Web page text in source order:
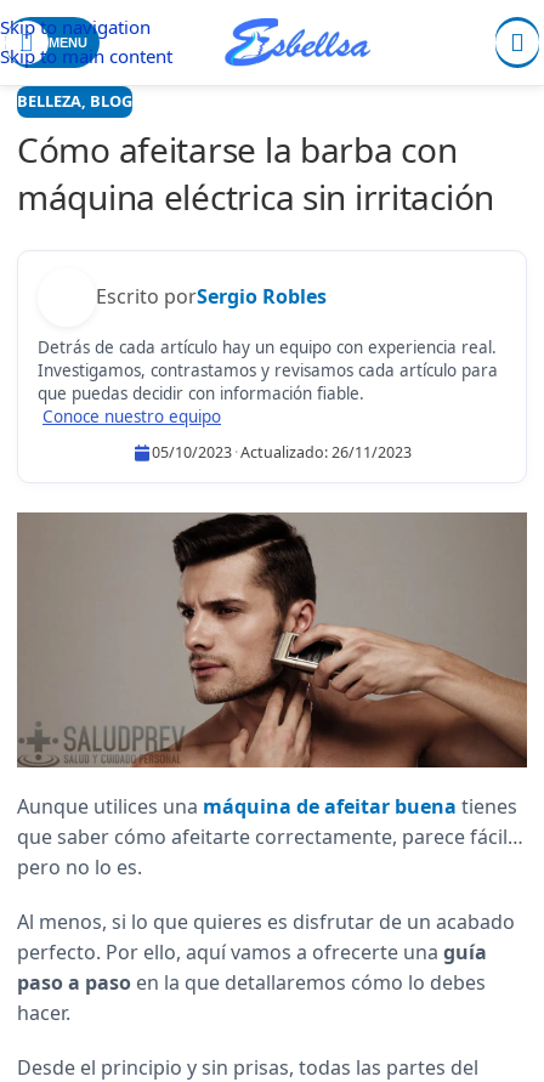
Skip to navigation
Skip to main content
MENU
BELLEZA, BLOG
Cómo afeitarse la barba con
máquina eléctrica sin irritación
Escrito porSergio Robles
Detrás de cada artículo hay un equipo con experiencia real.
Investigamos, contrastamos y revisamos cada artículo para
que puedas decidir con información fiable.
Conoce nuestro equipo
05/10/2023·Actualizado:26/11/2023
Sergio Robles
Aunque utilices una máquina de afeitar buena tienes
que saber cómo afeitarte correctamente, parece fácil…
pero no lo es.
Al menos, si lo que quieres es disfrutar de un acabado
perfecto. Por ello, aquí vamos a ofrecerte una guía
paso a paso en la que detallaremos cómo lo debes
hacer.
Desde el principio y sin prisas, todas las partes del